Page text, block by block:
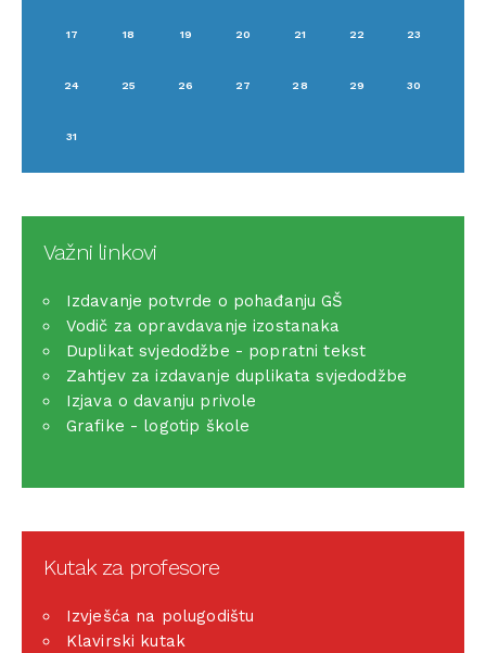
17 18 19 20 21 22 23
24 25 26 27 28 29 30
31
Važni linkovi
Izdavanje potvrde o pohađanju GŠ
Vodič za opravdavanje izostanaka
Duplikat svjedodžbe - popratni tekst
Zahtjev za izdavanje duplikata svjedodžbe
Izjava o davanju privole
Grafike - logotip škole
Kutak za profesore
Izvješća na polugodištu
Klavirski kutak